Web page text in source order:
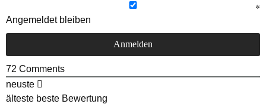
Angemeldet bleiben
72 Comments
neuste
älteste beste Bewertung